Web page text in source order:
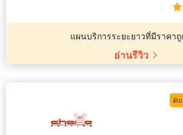
แผนบริการระยะยาวที่มีราคา
อ่านรีวิว
ค